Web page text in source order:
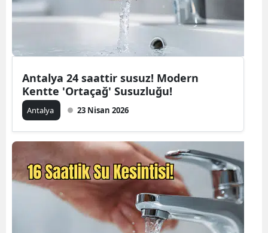
Antalya 24 saattir susuz! Modern
Kentte 'Ortaçağ' Susuzluğu!
Antalya 23 Nisan 2026